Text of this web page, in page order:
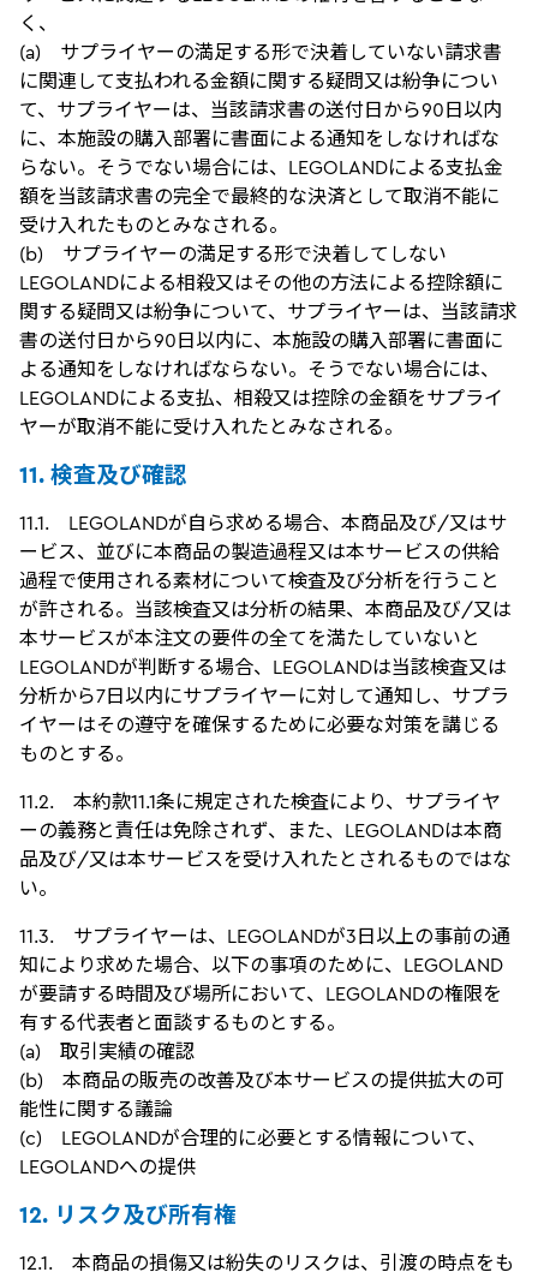
く、
(a) サプライヤーの満足する形で決着していない請求書
に関連して支払われる金額に関する疑問又は紛争につい
て、サプライヤーは、当該請求書の送付日から90日以内
に、本施設の購入部署に書面による通知をしなければな
らない。そうでない場合には、LEGOLANDによる支払金
額を当該請求書の完全で最終的な決済として取消不能に
受け入れたものとみなされる。
(b) サプライヤーの満足する形で決着してしない
LEGOLANDによる相殺又はその他の方法による控除額に
関する疑問又は紛争について、サプライヤーは、当該請求
書の送付日から90日以内に、本施設の購入部署に書面に
よる通知をしなければならない。そうでない場合には、
LEGOLANDによる支払、相殺又は控除の金額をサプライ
ヤーが取消不能に受け入れたとみなされる。
11. 検査及び確認
11.1. LEGOLANDが自ら求める場合、本商品及び/又はサ
ービス、並びに本商品の製造過程又は本サービスの供給
過程で使用される素材について検査及び分析を行うこと
が許される。当該検査又は分析の結果、本商品及び/又は
本サービスが本注文の要件の全てを満たしていないと
LEGOLANDが判断する場合、LEGOLANDは当該検査又は
分析から7日以内にサプライヤーに対して通知し、サプラ
イヤーはその遵守を確保するために必要な対策を講じる
ものとする。
11.2. 本約款11.1条に規定された検査により、サプライヤ
ーの義務と責任は免除されず、また、LEGOLANDは本商
品及び/又は本サービスを受け入れたとされるものではな
い。
11.3. サプライヤーは、LEGOLANDが3日以上の事前の通
知により求めた場合、以下の事項のために、LEGOLAND
が要請する時間及び場所において、LEGOLANDの権限を
有する代表者と面談するものとする。
(a) 取引実績の確認
(b) 本商品の販売の改善及び本サービスの提供拡大の可
能性に関する議論
(c) LEGOLANDが合理的に必要とする情報について、
LEGOLANDへの提供
12. リスク及び所有権
12.1. 本商品の損傷又は紛失のリスクは、引渡の時点をも